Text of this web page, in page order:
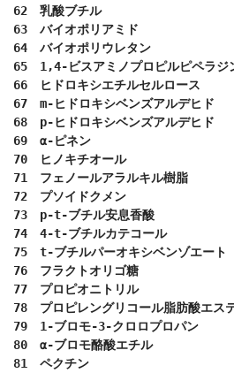
62　乳酸ブチル
63　バイオポリアミド
64　バイオポリウレタン
65　1,4-ビスアミノプロピルピペラジ
66　ヒドロキシエチルセルロース
67　m-ヒドロキシベンズアルデヒド
68　p-ヒドロキシベンズアルデヒド
69　α-ピネン
70　ヒノキチオール
71　フェノールアラルキル樹脂
72　プソイドクメン
73　p-t-ブチル安息香酸
74　4-t-ブチルカテコール
75　t-ブチルパーオキシベンゾエート
76　フラクトオリゴ糖
77　プロピオニトリル
78　プロピレングリコール脂肪酸エス
79　1-ブロモ-3-クロロプロパン
80　α-ブロモ酪酸エチル
81　ペクチン